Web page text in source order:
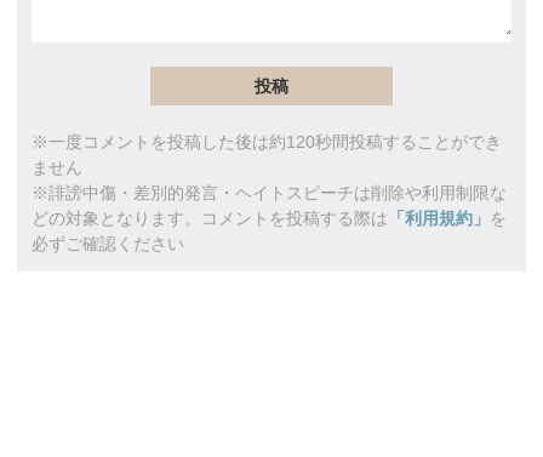
※一度コメントを投稿した後は約120秒間投稿することができ
ません
※誹謗中傷・差別的発言・ヘイトスピーチは削除や利用制限な
どの対象となります。コメントを投稿する際は 「利用規約」 を
必ずご確認ください